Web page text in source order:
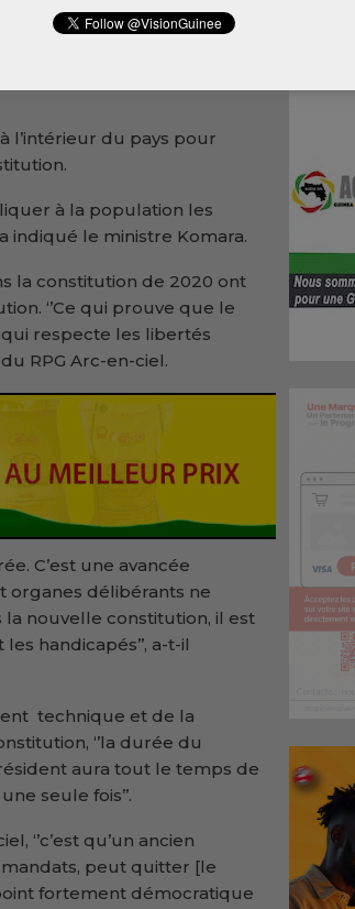
l’intérieur du pays pour
à la population les
indiqué le ministre Komara.
la constitution de 2020 ont
‘’Ce qui prouve que le
respecte les libertés
RPG Arc-en-ciel.
C’est une avancée
organes délibérants ne
nouvelle constitution, il est
handicapés’’, a-t-il
technique et de la
‘’la durée du
aura tout le temps de
seule fois’’.
‘’c’est qu’un ancien
peut quitter [le
fortement démocratique